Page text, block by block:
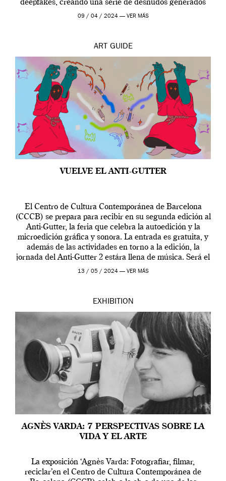
deepfakes, creando una serie de desnudos generados
por […]
09 / 04 / 2024 — VER MÁS
ART GUIDE
VUELVE EL ANTI-GUTTER
El Centro de Cultura Contemporánea de Barcelona
(CCCB) se prepara para recibir en su segunda edición al
Anti-Gutter, la feria que celebra la autoedición y la
microedición gráfica y sonora. La entrada es gratuita, y
además de las actividades en torno a la edición, la
jornada del Anti-Gutter 2 estára llena de música. Será el
[…]
13 / 05 / 2024 — VER MÁS
EXHIBITION
AGNÈS VARDA: 7 PERSPECTIVAS SOBRE LA
VIDA Y EL ARTE
La exposición ‘Agnès Varda: Fotografiar, filmar,
reciclar’en el Centro de Cultura Contemporánea de